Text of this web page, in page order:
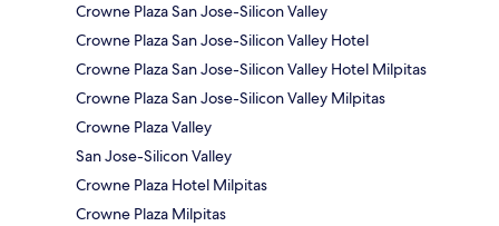
Crowne Plaza San Jose-Silicon Valley
Crowne Plaza San Jose-Silicon Valley Hotel
Crowne Plaza San Jose-Silicon Valley Hotel Milpitas
Crowne Plaza San Jose-Silicon Valley Milpitas
Crowne Plaza Valley
San Jose-Silicon Valley
Crowne Plaza Hotel Milpitas
Crowne Plaza Milpitas